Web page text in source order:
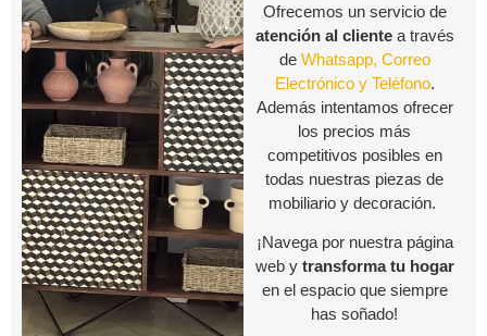
Ofrecemos un servicio de
atención al clientea través
de Whatsapp, Correo
Electrónico y Teléfono.
Además intentamos ofrecer
los precios más
competitivos posibles en
todas nuestras piezas de
mobiliario y decoración.
¡Navega por nuestra página
web y transforma tu hogar
en el espacio que siempre
has soñado!